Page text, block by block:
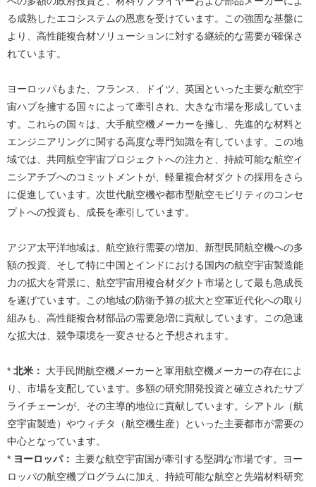
る成熟したエコシステムの恩恵を受けています。この強固な基盤に
より、高性能複合材ソリューションに対する継続的な需要が確保さ
れています。
ヨーロッパもまた、フランス、ドイツ、英国といった主要な航空宇
宙ハブを擁する国々によって牽引され、大きな市場を形成していま
す。これらの国々は、大手航空機メーカーを擁し、先進的な材料と
エンジニアリングに関する高度な専門知識を有しています。この地
域では、共同航空宇宙プロジェクトへの注力と、持続可能な航空イ
ニシアチブへのコミットメントが、軽量複合材ダクトの採用をさら
に促進しています。次世代航空機や都市型航空モビリティのコンセ
プトへの投資も、成長を牽引しています。
アジア太平洋地域は、航空旅行需要の増加、新型民間航空機への多
額の投資、そして特に中国とインドにおける国内の航空宇宙製造能
力の拡大を背景に、航空宇宙用複合材ダクト市場として最も急成長
を遂げています。この地域の防衛予算の拡大と空軍近代化への取り
組みも、高性能複合材部品の需要急増に貢献しています。この急速
な拡大は、競争環境を一変させると予想されます。
* 北米：
大手民間航空機メーカーと軍用航空機メーカーの存在によ
り、市場を支配しています。多額の研究開発投資と確立されたサプ
ライチェーンが、その主導的地位に貢献しています。シアトル（航
空宇宙製造）やウィチタ（航空機生産）といった主要都市が需要の
中心となっています。
* ヨーロッパ：
主要な航空宇宙国が牽引する堅調な市場です。ヨー
ロッパの航空機プログラムに加え、持続可能な航空と先端材料研究